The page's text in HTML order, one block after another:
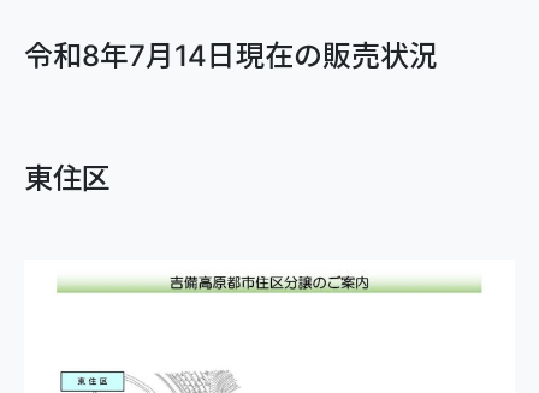
令和8年7月14日現在の販売状況
東住区